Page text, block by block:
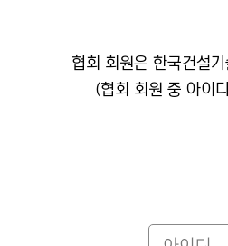
협회 회원은 한국건설
(협회 회원 중 아이